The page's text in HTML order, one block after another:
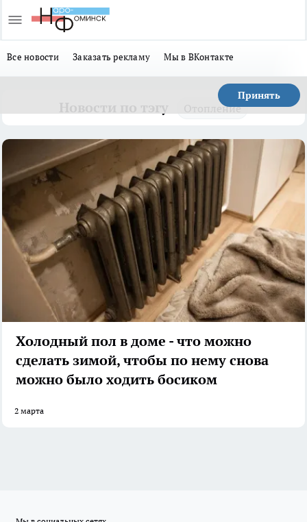
Все новости Заказать рекламу Мы в ВКонтакте
Принять
Отопление
Холодный пол в доме - что можно
сделать зимой, чтобы по нему снова
можно было ходить босиком
2 марта